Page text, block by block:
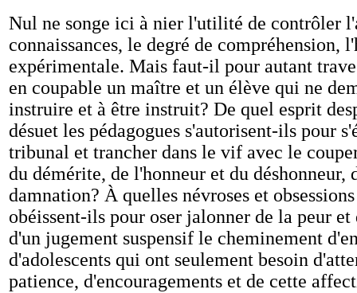
Nul ne songe ici à nier l'utilité de contrôler
connaissances, le degré de compréhension,
expérimentale. Mais faut-il pour autant
en coupable un maître et un élève qui ne
instruire et à être instruit? De quel esprit
désuet les pédagogues s'autorisent-ils pour
tribunal et trancher dans le vif avec le
du démérite, de l'honneur et du déshonneur,
damnation? À quelles névroses et
obéissent-ils pour oser jalonner de la peur et
d'un jugement suspensif le cheminement
d'adolescents qui ont seulement besoin
patience, d'encouragements et de cette